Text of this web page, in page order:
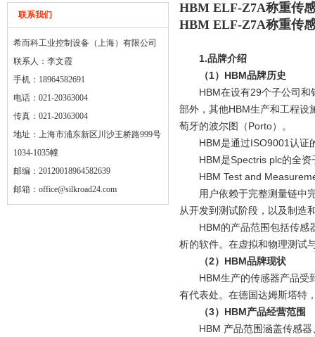
联系我们
希而科工业控制设备（上海）有限公司
联系人：李文霞
手机：18964582691
电话：021-20363004
传真：021-20363004
地址：上海市浦东新区川沙王桥路999号
1034-1035幢
邮编：20120018964582639
邮箱： office@silkroad24.com
HBM ELF-Z7A称重传
HBM ELF-Z7A称重传
1.品牌介绍
（1） HBM品牌历史
HBM在设有29个子公司和
部外，其他HBM生产和工程设
萄牙的波尔图（Porto）。
HBM是通过ISO9001认证
HBM是Spectris plc的全资
HBM Test and
用户依赖于完整测量链中
从开发到测试阶段，以及制造
HBM的产品范围包括传感
析的软件。在虚拟和物理测试
（2） HBM品牌现状
HBM生产的传感器产品受
有代表处。在德国达姆斯塔特
（3） HBM产品经营范围
HBM 产品范围涵盖传感